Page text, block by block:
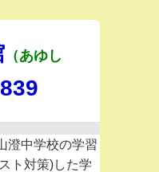
（あゆし
澄中学校の学習
ト対策)した学